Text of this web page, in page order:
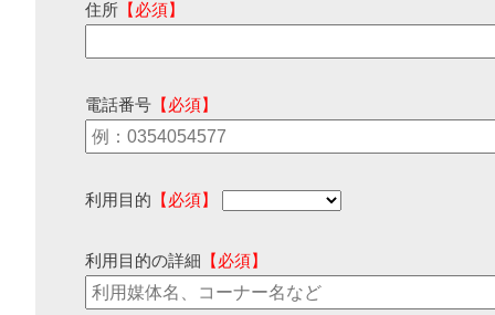
住所 【必須】
電話番号 【必須】
利用目的 【必須】
利用目的の詳細 【必須】